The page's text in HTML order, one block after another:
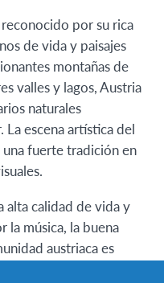
por su rica
de vida y paisajes
montañas de
valles y lagos, Austria
naturales
escena artística del
fuerte tradición en
alta calidad de vida y
la música, la buena
austriaca es